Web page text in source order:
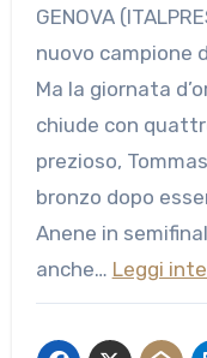
GENOVA (ITALPRESS) – Guillaume Bianchi è il
nuovo campione
Ma la giornata
chiude con
prezioso,
bronzo dopo
Anene in
anche… Leggi